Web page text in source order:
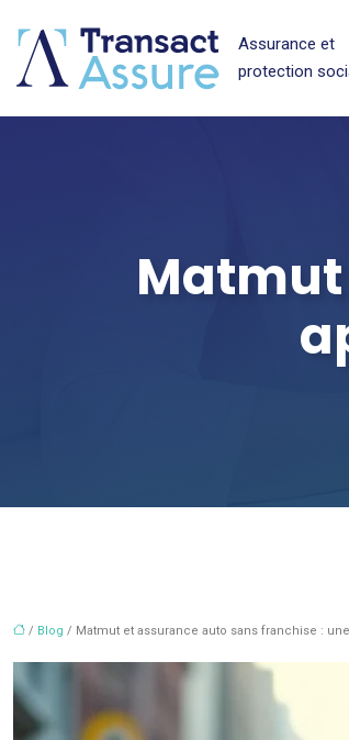
Assurance et
protection
/ Blog / Matmut et assurance auto sans franchise :